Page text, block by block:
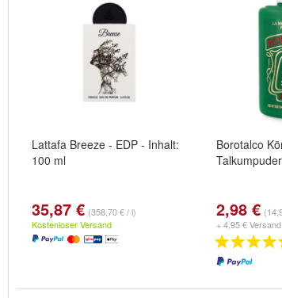
Lattafa Breeze - EDP - Inhalt:
100 ml
35,87 € (358,70 € / l)
Kostenloser Versand
Borotalco
2,98 €
+ 4,95 € Versand